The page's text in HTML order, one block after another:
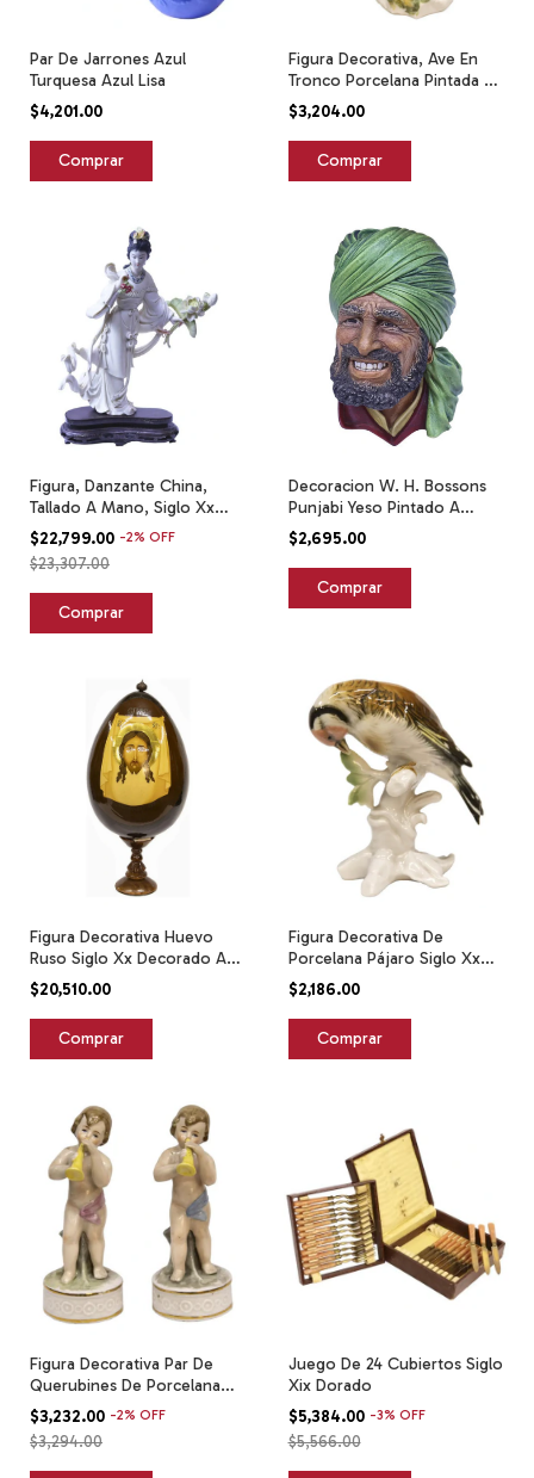
Par De Jarrones Azul
Turquesa Azul Lisa
$4,201.00
Figura Decorativa, Ave En
Tronco Porcelana Pintada A
Mano Verde
$3,204.00
Figura, Danzante China,
Tallado A Mano, Siglo Xx
20cm Beige
$22,799.00 -2% OFF
$23,307.00
Decoracion W. H. Bossons
Punjabi Yeso Pintado A
Mano Cafe
$2,695.00
Figura Decorativa Huevo
Ruso Siglo Xx Decorado A
Mano Y Oro Negro
$20,510.00
Figura Decorativa De
Porcelana Pájaro Siglo Xx
De Karl Ens Blanco
$2,186.00
Figura Decorativa Par De
Querubines De Porcelana
Siglo Xx Crema
$3,232.00 -2% OFF
$3,294.00
Juego De 24 Cubiertos Siglo
Xix Dorado
$5,384.00 -3% OFF
$5,566.00